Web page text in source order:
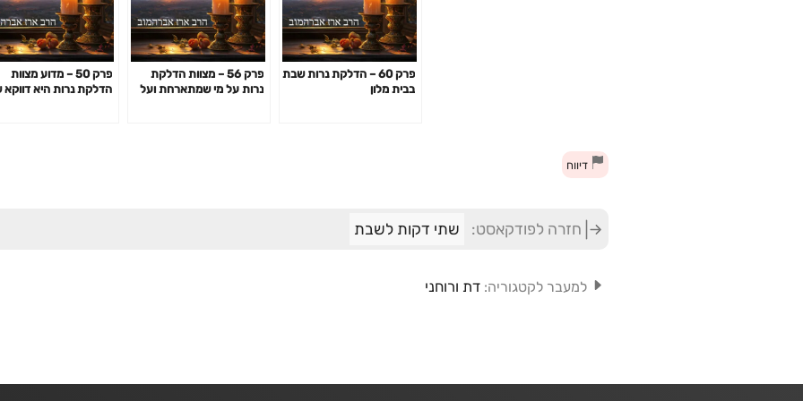
פרק 60 – הדלקת נרות שבת
בבית מלון
פרק 56 – מצוות הדלקת
נרות על מי שמתארחת ועל
פרק 50 – מדוע מצוות
הדלקת נרות היא
דיווח
חזרה לפודקאסט: שתי דקות לשבת
למעבר לקטגוריה: דת ורוחני